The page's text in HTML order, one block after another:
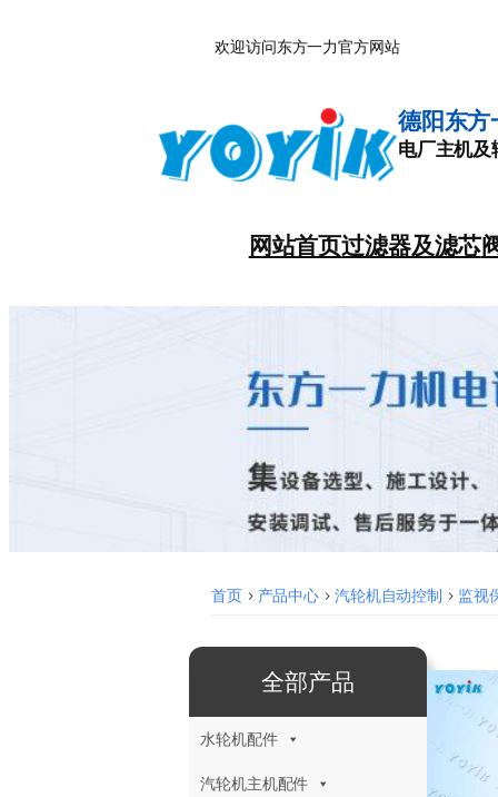
欢迎访问东方一力官方网站
德阳东方
电厂主机
网站首页过滤器及滤芯
首页> 产品中心 > 汽轮机自动控制 > 监视
全部产品
水轮机配件
汽轮机主机配件